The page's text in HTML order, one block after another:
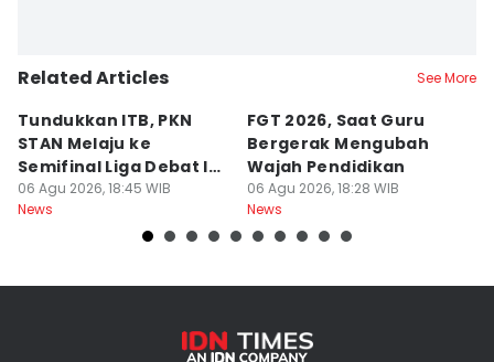
Related Articles See More
Tundukkan ITB, PKN
STAN Melaju ke
Semifinal Liga Debat IDN
Times 2026
06 Agu 2026, 18:45 WIB
News
FGT 2026, Saat Guru
Bergerak Mengubah
Wajah Pendidikan
06 Agu 2026, 18:28 WIB
News